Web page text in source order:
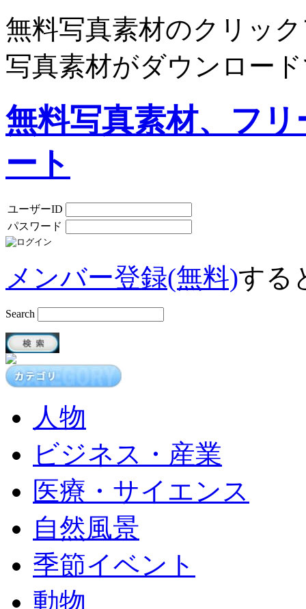
無料写真素材のクリッ
写真素材がダウンロー
無料写真素材、フ
ート
ユーザーID
パスワード
メンバー登録(無料)する
Search
人物
ビジネス・産業
医療・サイエンス
自然風景
季節イベント
動物